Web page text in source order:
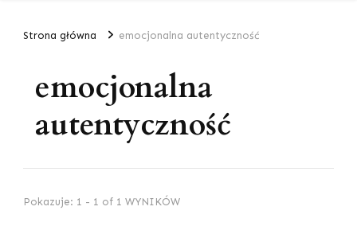
Strona główna emocjonalna autentyczność
emocjonalna
autentyczność
Pokazuje: 1 - 1 of 1 WYNIKÓW